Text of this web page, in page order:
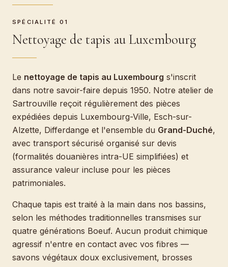
SPÉCIALITÉ 01
Nettoyage de tapis au Luxembourg
Le nettoyage de tapis au Luxembourg s'inscrit
dans notre savoir-faire depuis 1950. Notre atelier de
Sartrouville reçoit régulièrement des pièces
expédiées depuis Luxembourg-Ville, Esch-sur-
Alzette, Differdange et l'ensemble du Grand-Duché,
avec transport sécurisé organisé sur devis
(formalités douanières intra-UE simplifiées) et
assurance valeur incluse pour les pièces
patrimoniales.
Chaque tapis est traité à la main dans nos bassins,
selon les méthodes traditionnelles transmises sur
quatre générations Boeuf. Aucun produit chimique
agressif n'entre en contact avec vos fibres —
savons végétaux doux exclusivement, brosses